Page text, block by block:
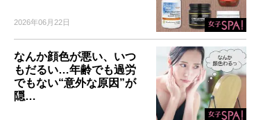
2026年06月22日
なんか顔色が悪い、いつ
もだるい…年齢でも過労
でもない“意外な原因”が
隠…